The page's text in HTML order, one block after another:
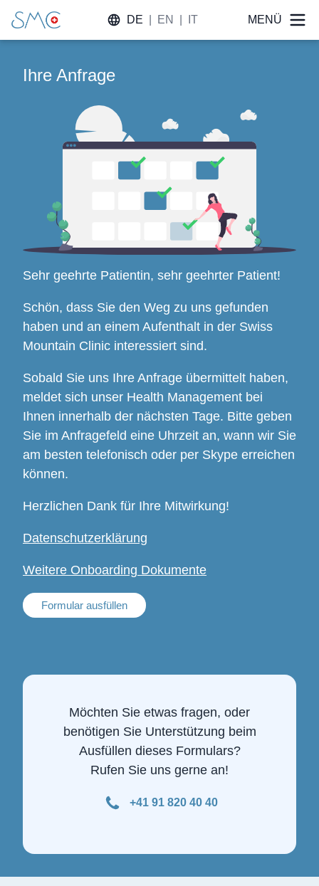
DE EN IT MENÜ
Ihre Anfrage
Sehr geehrte Patientin, sehr geehrter Patient!
Schön, dass Sie den Weg zu uns gefunden
haben und an einem Aufenthalt in der Swiss
Mountain Clinic interessiert sind.
Sobald Sie uns Ihre Anfrage übermittelt haben,
meldet sich unser Health Management bei
Ihnen innerhalb der nächsten Tage. Bitte geben
Sie im Anfragefeld eine Uhrzeit an, wann wir Sie
am besten telefonisch oder per Skype erreichen
können.
Herzlichen Dank für Ihre Mitwirkung!
Datenschutzerklärung
Weitere Onboarding Dokumente
Formular ausfüllen
Möchten Sie etwas fragen, oder
benötigen Sie Unterstützung beim
Ausfüllen dieses Formulars?
Rufen Sie uns gerne an!
+41 91 820 40 40